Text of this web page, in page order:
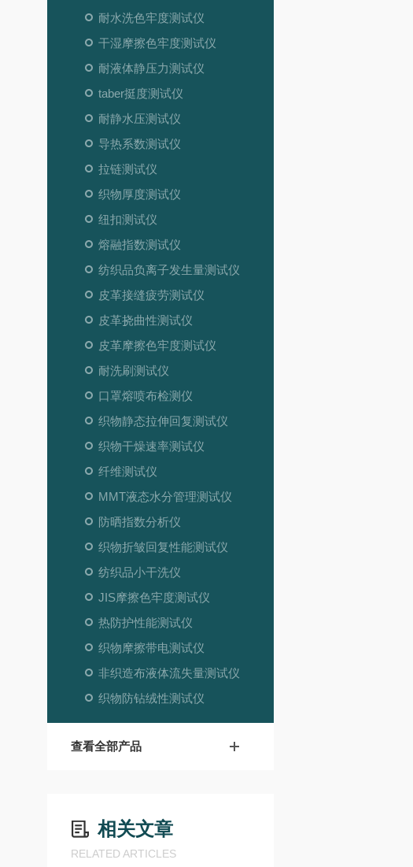
耐水洗色牢度测试仪
干湿摩擦色牢度测试仪
耐液体静压力测试仪
taber挺度测试仪
耐静水压测试仪
导热系数测试仪
拉链测试仪
织物厚度测试仪
纽扣测试仪
熔融指数测试仪
纺织品负离子发生量测试仪
皮革接缝疲劳测试仪
皮革挠曲性测试仪
皮革摩擦色牢度测试仪
耐洗刷测试仪
口罩熔喷布检测仪
织物静态拉伸回复测试仪
织物干燥速率测试仪
纤维测试仪
MMT液态水分管理测试仪
防晒指数分析仪
织物折皱回复性能测试仪
纺织品小干洗仪
JIS摩擦色牢度测试仪
热防护性能测试仪
织物摩擦带电测试仪
非织造布液体流失量测试仪
织物防钻绒性测试仪
查看全部产品
相关文章
RELATED ARTICLES